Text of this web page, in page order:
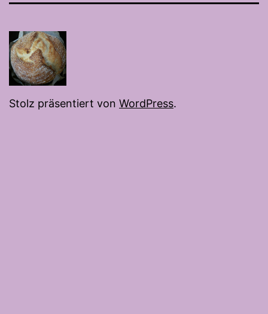
Stolz präsentiert von WordPress.